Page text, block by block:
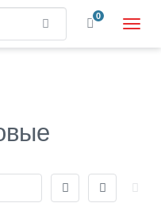
Найти 0